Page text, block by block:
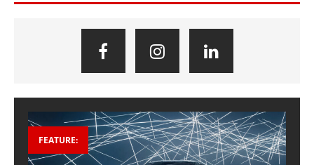
FEATURE: